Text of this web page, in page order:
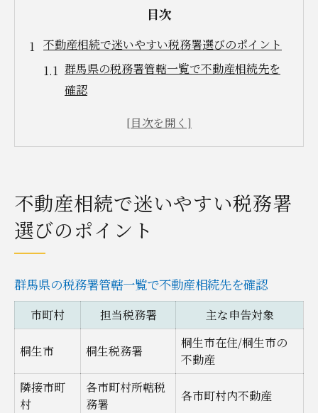
目次
不動産相続で迷いやすい税務署選びのポイント
群馬県の税務署管轄一覧で不動産相続先を
確認
不動産相続に強い税務署利用のコツ
桐生市における不動産相続申告の手順解説
桐生市で不動産相続申告の流れを整理
不動産相続申告でよくある書類不備とは
申告期限を守るためのスケジュール管理術
桐生市で相談できる税務署窓口一覧
相続税申告はどこの税務署が担当なのか徹底解
説
桐生市の不動産相続担当税務署早見表
不動産相続で迷いやすい税務署
選びのポイント
群馬県の税務署管轄一覧で不動産相続先を確認
市町村 担当税務署 主な申告対象
桐生市 桐生税務署
桐生市在住/桐生市の
不動産
隣接市町
村
各市町村所轄税
務署
各市町村内不動産